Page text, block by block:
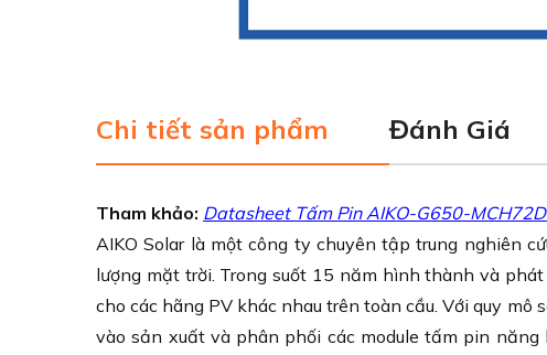
Chi tiết sản phẩm Đánh Giá
Tham khảo: Datasheet Tấm Pin AIKO-G650-
AIKO Solar là một công ty chuyên tập trung nghiên
lượng mặt trời. Trong suốt 15 năm hình thành và
cho các hãng PV khác nhau trên toàn cầu. Với quy
vào sản xuất và phân phối các module tấm pin